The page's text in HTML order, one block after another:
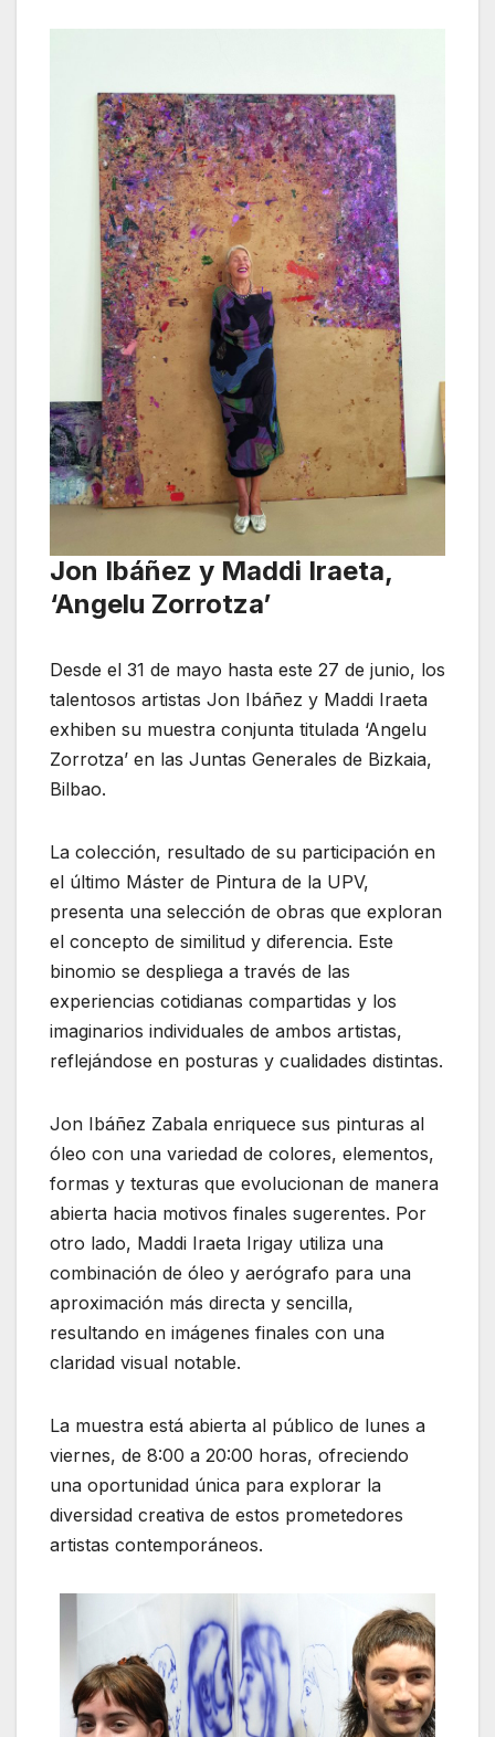
Jon Ibáñez y Maddi Iraeta,
‘Angelu Zorrotza’
Desde el 31 de mayo hasta este 27 de junio, los
talentosos artistas Jon Ibáñez y Maddi Iraeta
exhiben su muestra conjunta titulada ‘Angelu
Zorrotza’ en las Juntas Generales de Bizkaia,
Bilbao.
La colección, resultado de su participación en
el último Máster de Pintura de la UPV,
presenta una selección de obras que exploran
el concepto de similitud y diferencia. Este
binomio se despliega a través de las
experiencias cotidianas compartidas y los
imaginarios individuales de ambos artistas,
reflejándose en posturas y cualidades distintas.
Jon Ibáñez Zabala enriquece sus pinturas al
óleo con una variedad de colores, elementos,
formas y texturas que evolucionan de manera
abierta hacia motivos finales sugerentes. Por
otro lado, Maddi Iraeta Irigay utiliza una
combinación de óleo y aerógrafo para una
aproximación más directa y sencilla,
resultando en imágenes finales con una
claridad visual notable.
La muestra está abierta al público de lunes a
viernes, de 8:00 a 20:00 horas, ofreciendo
una oportunidad única para explorar la
diversidad creativa de estos prometedores
artistas contemporáneos.